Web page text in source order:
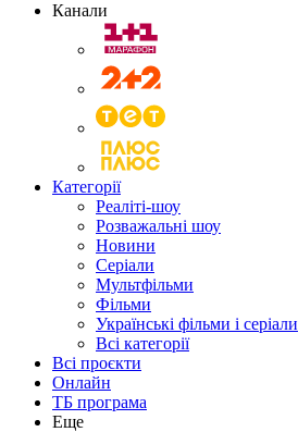
Канали
Категорії
Реаліті-шоу
Розважальні шоу
Новини
Серіали
Мультфільми
Фільми
Українські фільми і серіали
Всі категорії
Всі проєкти
Онлайн
ТБ програма
Еще